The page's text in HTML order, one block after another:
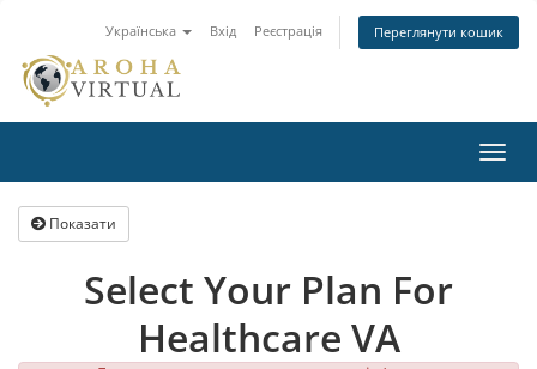
Українська Вхід Реєстрація Переглянути кошик
Показати
Select Your Plan For
Healthcare VA